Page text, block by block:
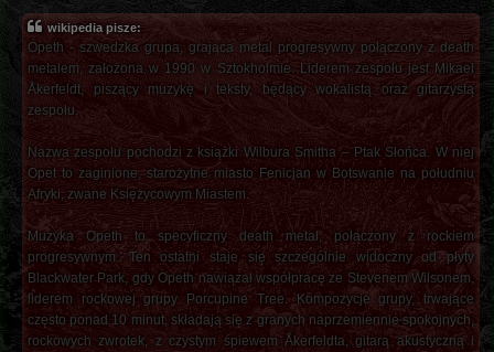
wikipedia pisze:
Opeth - szwedzka grupa, grająca metal progresywny połączony z death
metalem, założona w 1990 w Sztokholmie. Liderem zespołu jest Mikael
Åkerfeldt, piszący muzykę i teksty, będący wokalistą oraz gitarzystą
zespołu.
Nazwa zespołu pochodzi z książki Wilbura Smitha – Ptak Słońca. W niej
Opet to zaginione, starożytne miasto Fenicjan w Botswanie na południu
Afryki, zwane Księżycowym Miastem.
Muzyka Opeth to specyficzny death metal, połączony z rockiem
progresywnym. Ten ostatni staje się szczególnie widoczny od płyty
Blackwater Park, gdy Opeth nawiązał współpracę ze Stevenem Wilsonem,
liderem rockowej grupy Porcupine Tree. Kompozycje grupy, trwające
często ponad 10 minut, składają się z granych naprzemiennie spokojnych,
rockowych zwrotek, z czystym śpiewem Åkerfeldta, gitarą akustyczną i